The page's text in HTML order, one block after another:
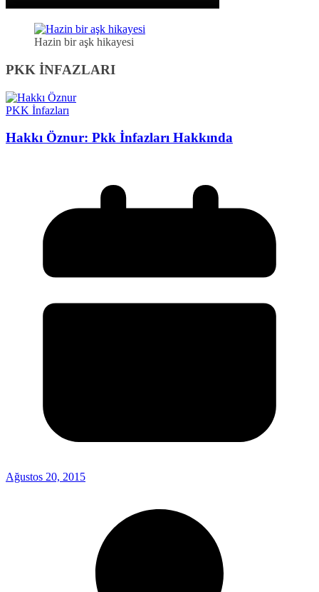
Hazin bir aşk hikayesi
PKK İNFAZLARI
PKK İnfazları
Hakkı Öznur: Pkk İnfazları Hakkında
Ağustos 20, 2015